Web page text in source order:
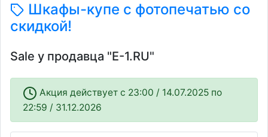
Шкафы-купе с фотопечатью со
скидкой!
Sale у продавца "E-1.RU"
Акция действует c 23:00 / 14.07.2025 по
22:59 / 31.12.2026